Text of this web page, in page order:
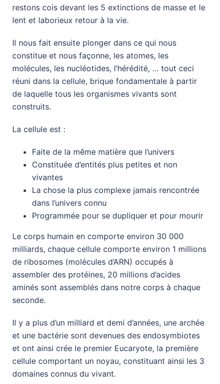
restons cois devant les 5 extinctions de masse et le
lent et laborieux retour à la vie.
Il nous fait ensuite plonger dans ce qui nous
constitue et nous façonne, les atomes, les
molécules, les nucléotides, l’hérédité, … tout ceci
réuni dans la cellule, brique fondamentale à partir
de laquelle tous les organismes vivants sont
construits.
La cellule est :
Faite de la même matière que l’univers
Constituée d’entités plus petites et non
vivantes
La chose la plus complexe jamais rencontrée
dans l’univers connu
Programmée pour se dupliquer et pour mourir
Le corps humain en comporte environ 30 000
milliards, chaque cellule comporte environ 1 millions
de ribosomes (molécules d’ARN) occupés à
assembler des protéines, 20 millions d’acides
aminés sont assemblés dans notre corps à chaque
seconde.
Il y a plus d’un milliard et demi d’années, une archée
et une bactérie sont devenues des endosymbiotes
et ont ainsi crée le premier Eucaryote, la première
cellule comportant un noyau, constituant ainsi les 3
domaines connus du vivant.